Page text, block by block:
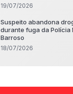
19/07/2026
Suspeito abandona
durante fuga da Polícia
Barroso
18/07/2026